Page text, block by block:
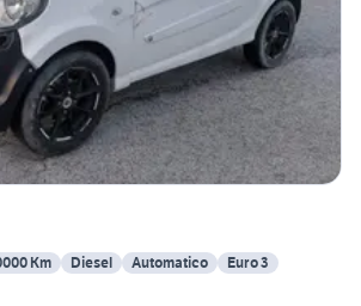
Km Diesel Automatico Euro 3